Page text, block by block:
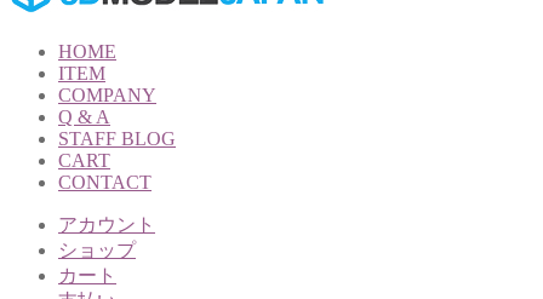
HOME
ITEM
COMPANY
Q & A
STAFF BLOG
CART
CONTACT
アカウント
ショップ
カート